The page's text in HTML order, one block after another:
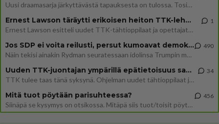
Uusi draamasarja järkyttävästä tapauksesta on tulossa. Tositapahtumiin perustuva sarja ammentaa vuoden 1986 Mikkelin pan
Ernest Lawson täräytti erikoisen heiton TTK-lehdistötilaisuudessa: " Onko tässä tarkoituksena...?"
Ernest Lawson esitteli uudet TTK-tähtioppilaat ja opettajat torstaina 6.8. lehdistölle. Tulevalla kaudella on yksi hausk
1
Jos SDP ei voita reilusti, persut kumoavat demokratian Suomesta
Näin tekisi ainakin Rydman seuratessaan idolinsa Trumpin mallia https://www.is.fi/politiikka/art-2000012187244.html
490
Uuden TTK-juontajan ympärillä epätietoisuus sakenee - Nyt MTV hämmentää soppaa
TTK tulee taas tänä syksynä. Ohjelman uudet tähtioppilaat julkistetaan torstaina 6. elokuuta klo 14 alkavassa lehdistö
34
Mitä tuot pöytään parisuhteessa?
Siinäpä se kysymys on otsikossa. Mitäpä siis tuot/toisit pöytään parisuhteessa? Oletko mies vai nainen? Koetko sen mitä
456